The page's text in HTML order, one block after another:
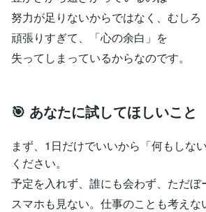
努力が足りないからではなく、むしろ
頑張りすぎて、「心の余白」を
失ってしまっているからなのです。
🎯 あなたに試してほしいこと
まず、1日だけでいいから「何もしな
ください。
予定を入れず、誰にも会わず、ただぼ
スマホも見ない。仕事のことも考えな